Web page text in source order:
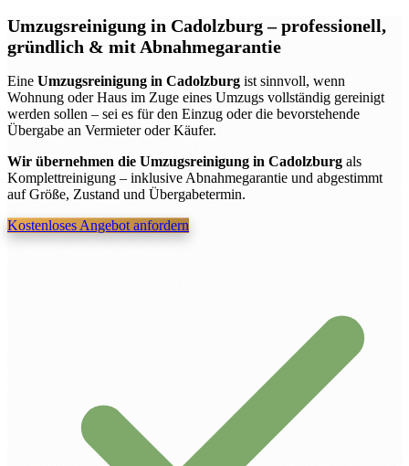
Umzugsreinigung in Cadolzburg– professionell,
gründlich & mit Abnahmegarantie
Eine Umzugsreinigung in Cadolzburg ist sinnvoll, wenn
Wohnung oder Haus im Zuge eines Umzugs vollständig gereinigt
werden sollen – sei es für den Einzug oder die bevorstehende
Übergabe an Vermieter oder Käufer.
Wir übernehmen die Umzugsreinigung in Cadolzburg als
Komplettreinigung – inklusive Abnahmegarantie und abgestimmt
auf Größe, Zustand und Übergabetermin.
Kostenloses Angebot anfordern